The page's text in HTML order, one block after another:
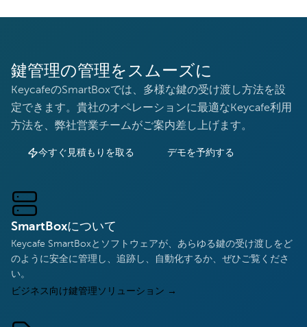
鍵管理の管理をスムーズに
KeycafeのSmartBoxでは、多様な鍵の受け渡し方法を設
定できます。貴社のオペレーションに最適なKeycafe利用
方法を、弊社営業チームがご案内差し上げます。
今すぐ見積もりを取る デモを予約する
SmartBoxについて
Keycafe SmartBoxとソフトウェアが、あらゆる鍵の受け渡しをど
のように安全に管理し、追跡し、自動化するか、ぜひご覧くださ
い。
ビジネス向け鍵管理ソリューション →